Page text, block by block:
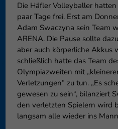
Die Häfler Volleyballer
paar Tage frei. Erst am
Adam Swaczyna sein Team
ARENA. Die Pause sollte
aber auch körperliche Akkus
schließlich hatte das Team
Olympiazweiten mit
Verletzungen“ zu tun. „Es
gewesen zu sein“, bilanziert
den verletzten Spielern wird
langsam alle wieder ins
die einwandfreie Funktion der
Cookie-
Externe Medien (6)
Inhalte von Videoplattformen und
standardmäßig blockiert. Wenn
werden, bedarf der Zugriff auf diese
Einwilligung mehr.
Cookie-